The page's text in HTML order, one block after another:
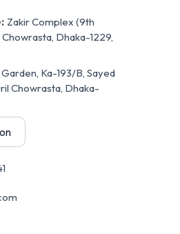
Zakir Complex (9th
Dhaka-1229,
Ka-193/B, Sayed
Chowrasta, Dhaka-